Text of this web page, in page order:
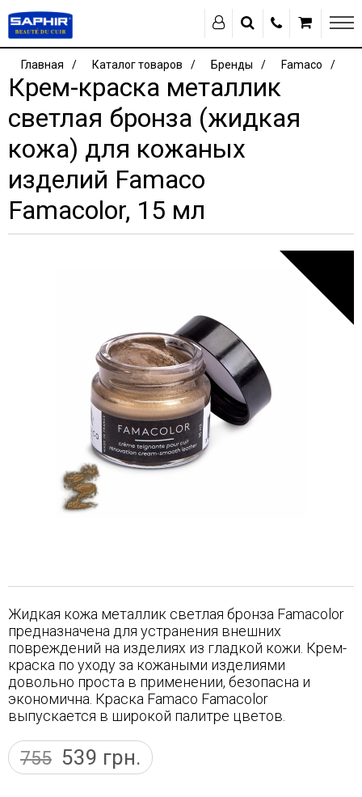
Главная Каталог товаров Бренды Famaco
Крем-краска металлик
светлая бронза (жидкая
кожа) для кожаных
изделий Famaco
Famacolor, 15 мл
Жидкая кожа металлик светлая бронза Famacolor
предназначена для устранения внешних
повреждений на изделиях из гладкой кожи. Крем-
краска по уходу за кожаными изделиями
довольно проста в применении, безопасна и
экономична. Краска Famaco Famacolor
выпускается в широкой палитре цветов.
755 539 грн.